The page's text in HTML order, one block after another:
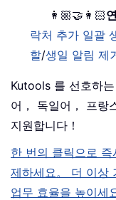
👩🏼‍🤝‍👩🏻
락처 추가 일괄
할/생일 알림 제
Kutools 를 선호하
어， 독일어， 프랑
지원합니다！
한 번의 클릭으로
제하세요。 더 이상
업무 효율을 높이세